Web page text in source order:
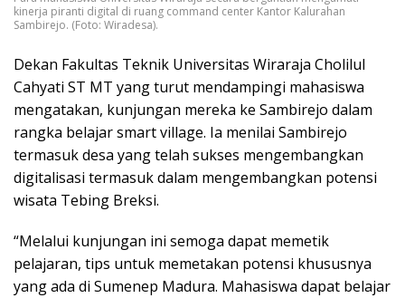
kinerja piranti digital di ruang command center Kantor Kalurahan
Sambirejo. (Foto: Wiradesa).
Dekan Fakultas Teknik Universitas Wiraraja Cholilul
Cahyati ST MT yang turut mendampingi mahasiswa
mengatakan, kunjungan mereka ke Sambirejo dalam
rangka belajar smart village. Ia menilai Sambirejo
termasuk desa yang telah sukses mengembangkan
digitalisasi termasuk dalam mengembangkan potensi
wisata Tebing Breksi.
“Melalui kunjungan ini semoga dapat memetik
pelajaran, tips untuk memetakan potensi khususnya
yang ada di Sumenep Madura. Mahasiswa dapat belajar